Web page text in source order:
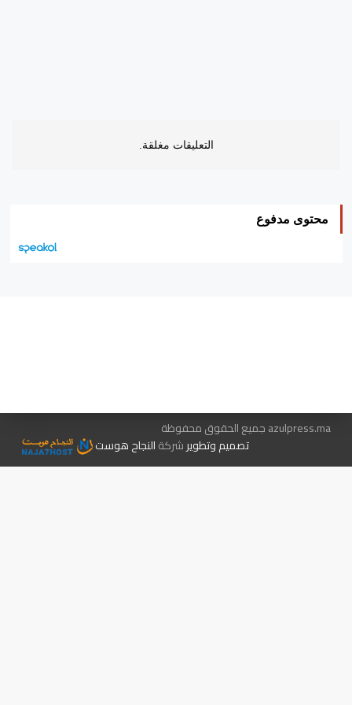
التعليقات مغلقة.
محتوى مدفوع
azulpress.ma جميع الحقوق محفوظة
تصميم وتطويرشركةالنجاح هوست